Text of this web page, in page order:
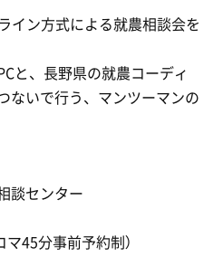
イン方式による就農相談会を
と、長野県の就農コーディ
ないで行う、マンツーマンの
談センター
マ45分事前予約制）